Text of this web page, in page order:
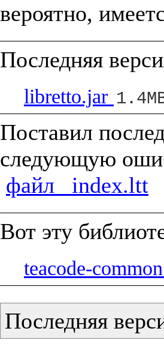
libretto.jar
Поставил
следующую
файл _index.ltt
teacode-
Последняя